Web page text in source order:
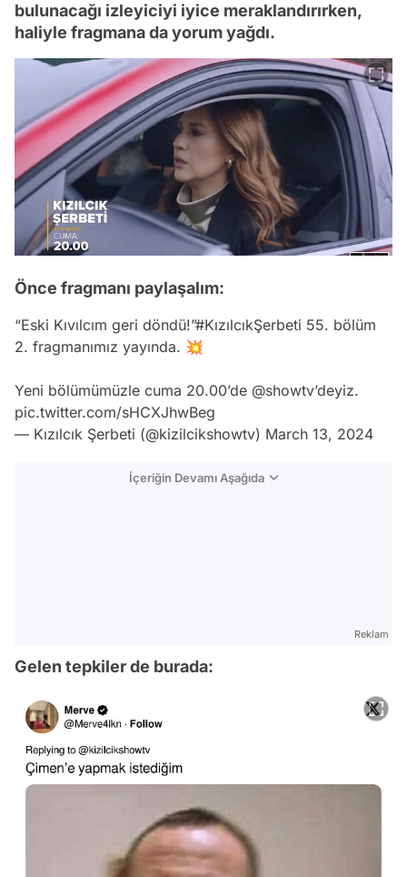
bulunacağı izleyiciyi iyice meraklandırırken,
haliyle fragmana da yorum yağdı.
Önce fragmanı paylaşalım:
“Eski Kıvılcım geri döndü!”#KızılcıkŞerbeti 55. bölüm
2. fragmanımız yayında. 💥
Yeni bölümümüzle cuma 20.00’de @showtv’deyiz.
pic.twitter.com/sHCXJhwBeg
— Kızılcık Şerbeti (@kizilcikshowtv) March 13, 2024
İçeriğin Devamı Aşağıda
Reklam
Gelen tepkiler de burada: